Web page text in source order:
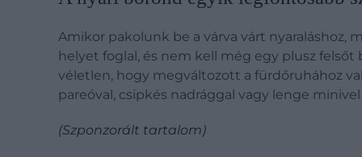
Amikor pakolunk be a várva várt
helyet foglal, és nem kell még egy plusz felsőt
véletlen, hogy megváltozott a fürdőruhához
pareóval, csipkés nadrággal vagy lenge
(Szponzorált tartalom)